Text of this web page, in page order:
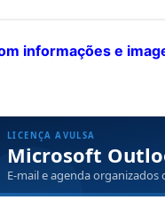
informações e